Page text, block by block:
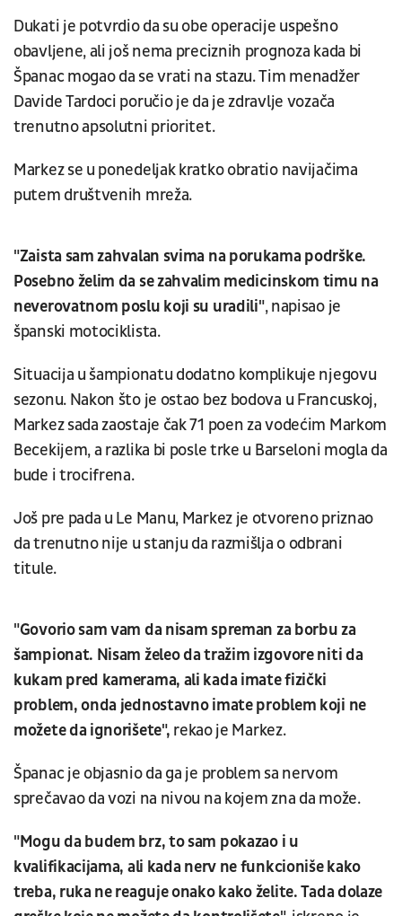
Dukati je potvrdio da su obe operacije uspešno
obavljene, ali još nema preciznih prognoza kada bi
Španac mogao da se vrati na stazu. Tim menadžer
Davide Tardoci poručio je da je zdravlje vozača
trenutno apsolutni prioritet.
Markez se u ponedeljak kratko obratio navijačima
putem društvenih mreža.
"Zaista sam zahvalan svima na porukama podrške.
Posebno želim da se zahvalim medicinskom timu na
neverovatnom poslu koji su uradili", napisao je
španski motociklista.
Situacija u šampionatu dodatno komplikuje njegovu
sezonu. Nakon što je ostao bez bodova u Francuskoj,
Markez sada zaostaje čak 71 poen za vodećim Markom
Becekijem, a razlika bi posle trke u Barseloni mogla da
bude i trocifrena.
Još pre pada u Le Manu, Markez je otvoreno priznao
da trenutno nije u stanju da razmišlja o odbrani
titule.
"Govorio sam vam da nisam spreman za borbu za
šampionat. Nisam želeo da tražim izgovore niti da
kukam pred kamerama, ali kada imate fizički
problem, onda jednostavno imate problem koji ne
možete da ignorišete", rekao je Markez.
Španac je objasnio da ga je problem sa nervom
sprečavao da vozi na nivou na kojem zna da može.
"Mogu da budem brz, to sam pokazao i u
kvalifikacijama, ali kada nerv ne funkcioniše kako
treba, ruka ne reaguje onako kako želite. Tada dolaze